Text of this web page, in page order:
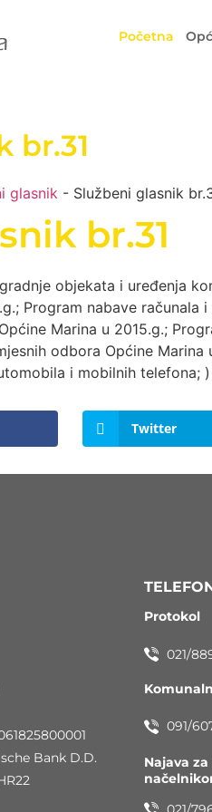
Početna
br.31
glasnik - Službeni glasnik
br.31
objekata i uređenja
Program nabave
Marina u 2015.g.;
odbora Općine
i mobilnih telefona; )
Twitter
Bank D.D.
Protokol
021/
091/
Najava